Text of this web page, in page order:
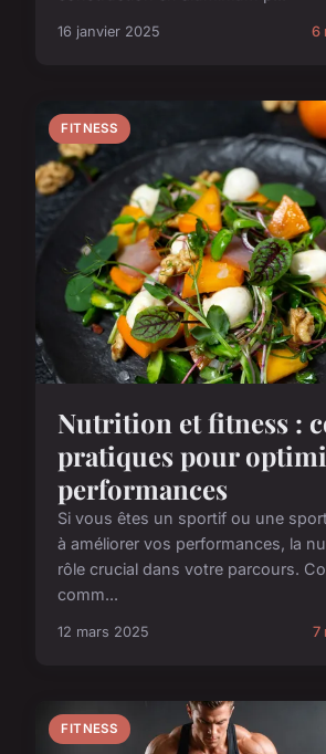
16 janvier 2025 6
FITNESS
Nutrition et fitness :
pratiques pour
performances
Si vous êtes un sportif ou une
à améliorer vos performances, la
rôle crucial dans votre parcours.
comm...
12 mars 2025 7
FITNESS